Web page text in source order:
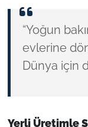
“Yoğun
evlerine
Dünya için
Yerli Üretimle